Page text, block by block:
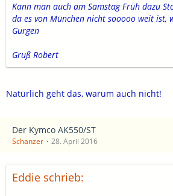
Kann man auch am Samstag Früh dazu
da es von München nicht sooooo weit ist,
Gurgen
Gruß Robert
Natürlich geht das, warum auch nicht!
Der Kymco AK550/ST
Schanzer 28. April 2016
Eddie schrieb: